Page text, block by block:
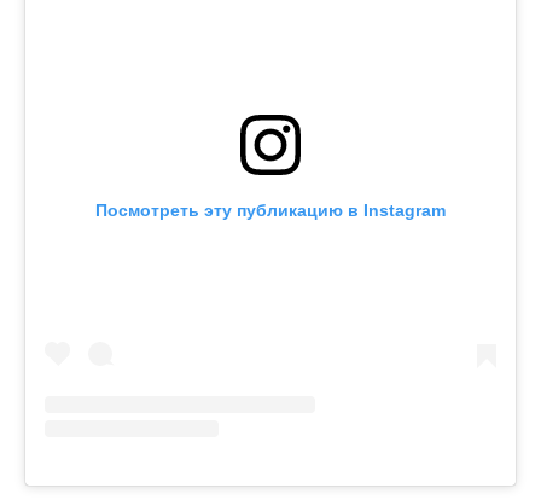
Посмотреть эту публикацию в Instagram